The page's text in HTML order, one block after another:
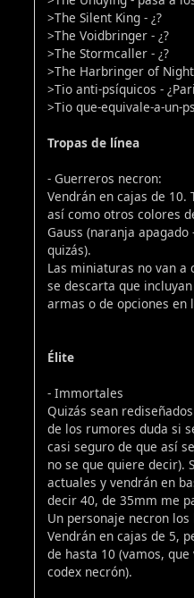
>The Silent King - ¿?
>The Voidbringer - ¿?
>The Stormcaller - ¿?
>The Harbringer of Night
>Tio anti-psíquicos -
>Tio que-equivale-a-un-
Tropas de línea
- Guerreros necron:
Vendrán en cajas de 10.
así como otros colores
Gauss (naranja
quizás).
Las miniaturas no van
se descarta que
armas o de opciones en
Élite
- Immortales
Quizás sean
de los rumores duda si
casi seguro de que así
no se que quiere decir).
actuales y vendrán en
decir 40, de 35mm me
Un personaje necron
Vendrán en cajas de 5,
de hasta 10 (vamos,
codex necrón).